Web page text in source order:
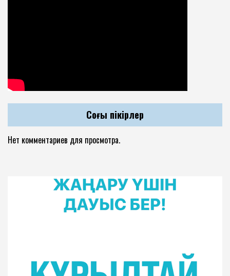
Соңғы пікірлер
Нет комментариев для просмотра.